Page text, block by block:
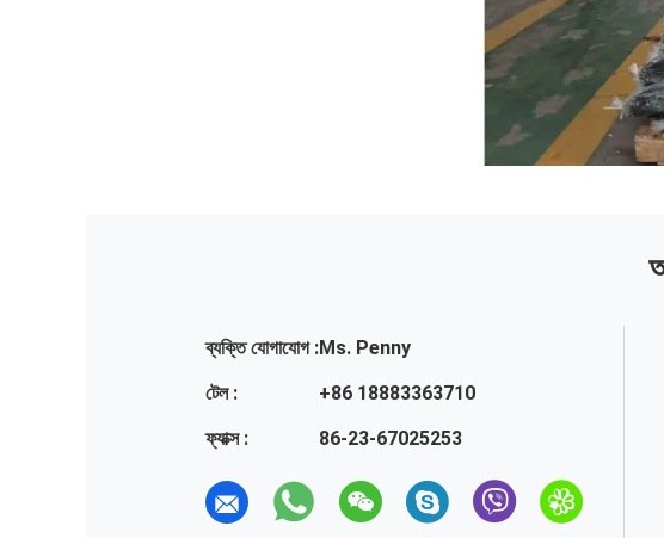
ব্যক্তি যোগাযোগ :Ms. Penny
টেল :
+86 18883363710
ফ্যাক্স :
86-23-67025253